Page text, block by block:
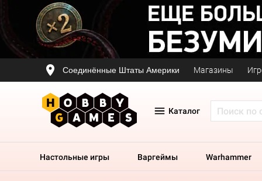
Соединённые Штаты Америки Магазины
Каталог
Настольные игры Варгеймы Warhammer